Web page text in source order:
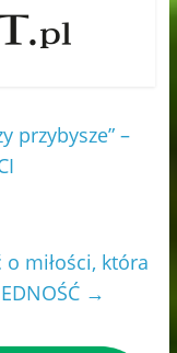
przybysze” –
miłości, która
→